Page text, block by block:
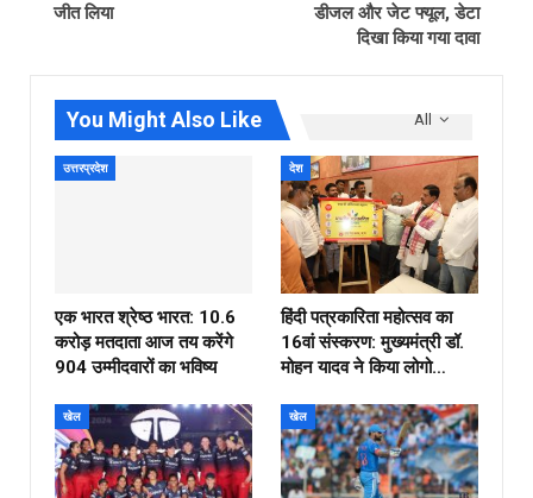
जीत लिया
डीजल और जेट फ्यूल, डेटा
दिखा किया गया दावा
All
You Might Also Like
उत्तरप्रदेश
एक भारत श्रेष्ठ भारत: 10.6
करोड़ मतदाता आज तय करेंगे
904 उम्मीदवारों का भविष्य
देश
हिंदी पत्रकारिता महोत्सव का
16वां संस्करण: मुख्यमंत्री डॉ.
मोहन यादव ने किया लोगो…
खेल खेल